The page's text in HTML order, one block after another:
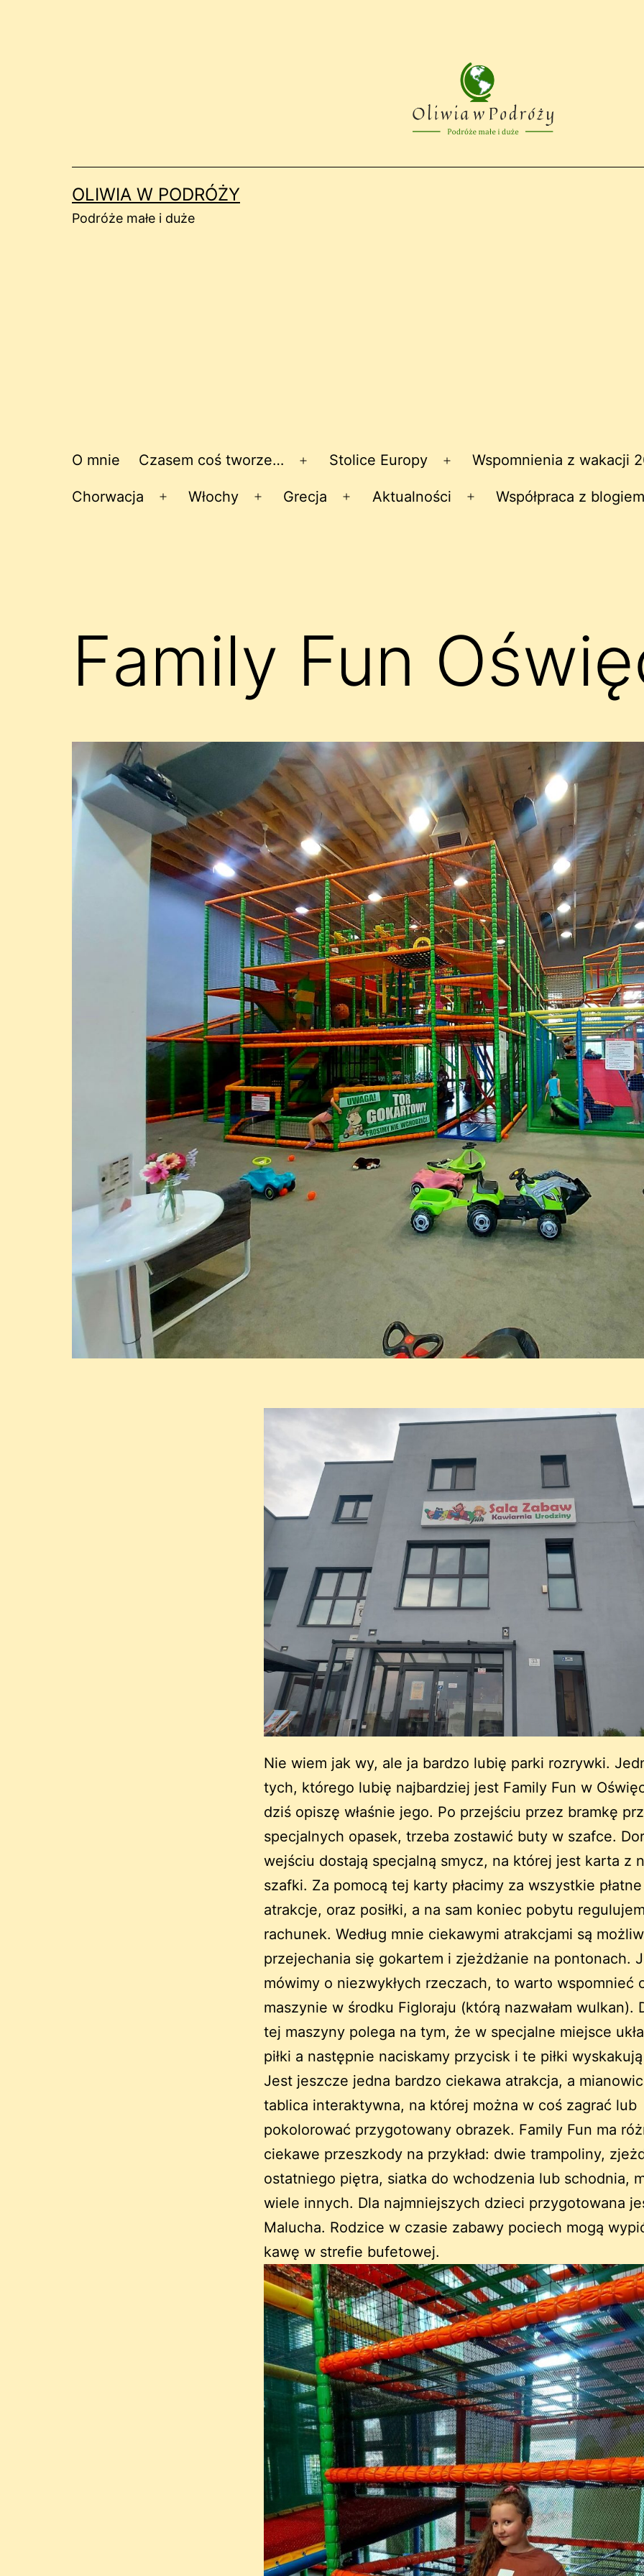
OLIWIA W PODRÓŻY
Podróże małe i duże
O mnie Czasem coś tworze…
Rozwiń
menu
Stolice Europy
Rozwiń
menu
Wspomnienia z wakacji
Chorwacja
Rozwiń
Włochy
Rozwiń
Grecja
Rozwiń
Aktualności
Rozwiń
Współpraca z
Family Fun
Nie wiem jak wy, ale ja bardzo lubię parki rozrywki.
tych, którego lubię najbardziej jest Family Fun w
dziś opiszę właśnie jego. Po przejściu przez bramkę
specjalnych opasek, trzeba zostawić buty w szafce.
wejściu dostają specjalną smycz, na której jest karta z
szafki. Za pomocą tej karty płacimy za wszystkie płatne
atrakcje, oraz posiłki, a na sam koniec pobytu
rachunek. Według mnie ciekawymi atrakcjami są
przejechania się gokartem i zjeżdżanie na pontonach.
mówimy o niezwykłych rzeczach, to warto wspomnieć
maszynie w środku Figloraju (którą nazwałam wulkan).
tej maszyny polega na tym, że w specjalne miejsce
piłki a następnie naciskamy przycisk i te piłki
Jest jeszcze jedna bardzo ciekawa atrakcja, a
tablica interaktywna, na której można w coś zagrać lub
pokolorować przygotowany obrazek. Family Fun ma
ciekawe przeszkody na przykład: dwie trampoliny,
ostatniego piętra, siatka do wchodzenia lub schodnia,
wiele innych. Dla najmniejszych dzieci przygotowana
Malucha. Rodzice w czasie zabawy pociech mogą
kawę w strefie bufetowej.